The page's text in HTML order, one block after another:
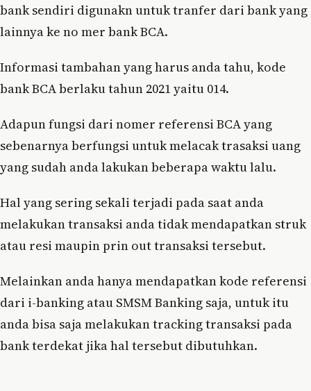
bank sendiri digunakn untuk tranfer dari bank yang
lainnya ke no mer bank BCA.
Informasi tambahan yang harus anda tahu, kode
bank BCA berlaku tahun 2021 yaitu 014.
Adapun fungsi dari nomer referensi BCA yang
sebenarnya berfungsi untuk melacak trasaksi uang
yang sudah anda lakukan beberapa waktu lalu.
Hal yang sering sekali terjadi pada saat anda
melakukan transaksi anda tidak mendapatkan struk
atau resi maupin prin out transaksi tersebut.
Melainkan anda hanya mendapatkan kode referensi
dari i-banking atau SMSM Banking saja, untuk itu
anda bisa saja melakukan tracking transaksi pada
bank terdekat jika hal tersebut dibutuhkan.